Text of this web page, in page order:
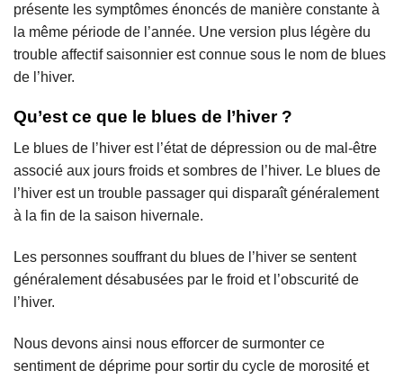
présente les symptômes énoncés de manière constante à
la même période de l’année. Une version plus légère du
trouble affectif saisonnier est connue sous le nom de blues
de l’hiver.
Qu’est ce que le blues de l’hiver ?
Le blues de l’hiver est l’état de dépression ou de mal-être
associé aux jours froids et sombres de l’hiver. Le blues de
l’hiver est un trouble passager qui disparaît généralement
à la fin de la saison hivernale.
Les personnes souffrant du blues de l’hiver se sentent
généralement désabusées par le froid et l’obscurité de
l’hiver.
Nous devons ainsi nous efforcer de surmonter ce
sentiment de déprime pour sortir du cycle de morosité et